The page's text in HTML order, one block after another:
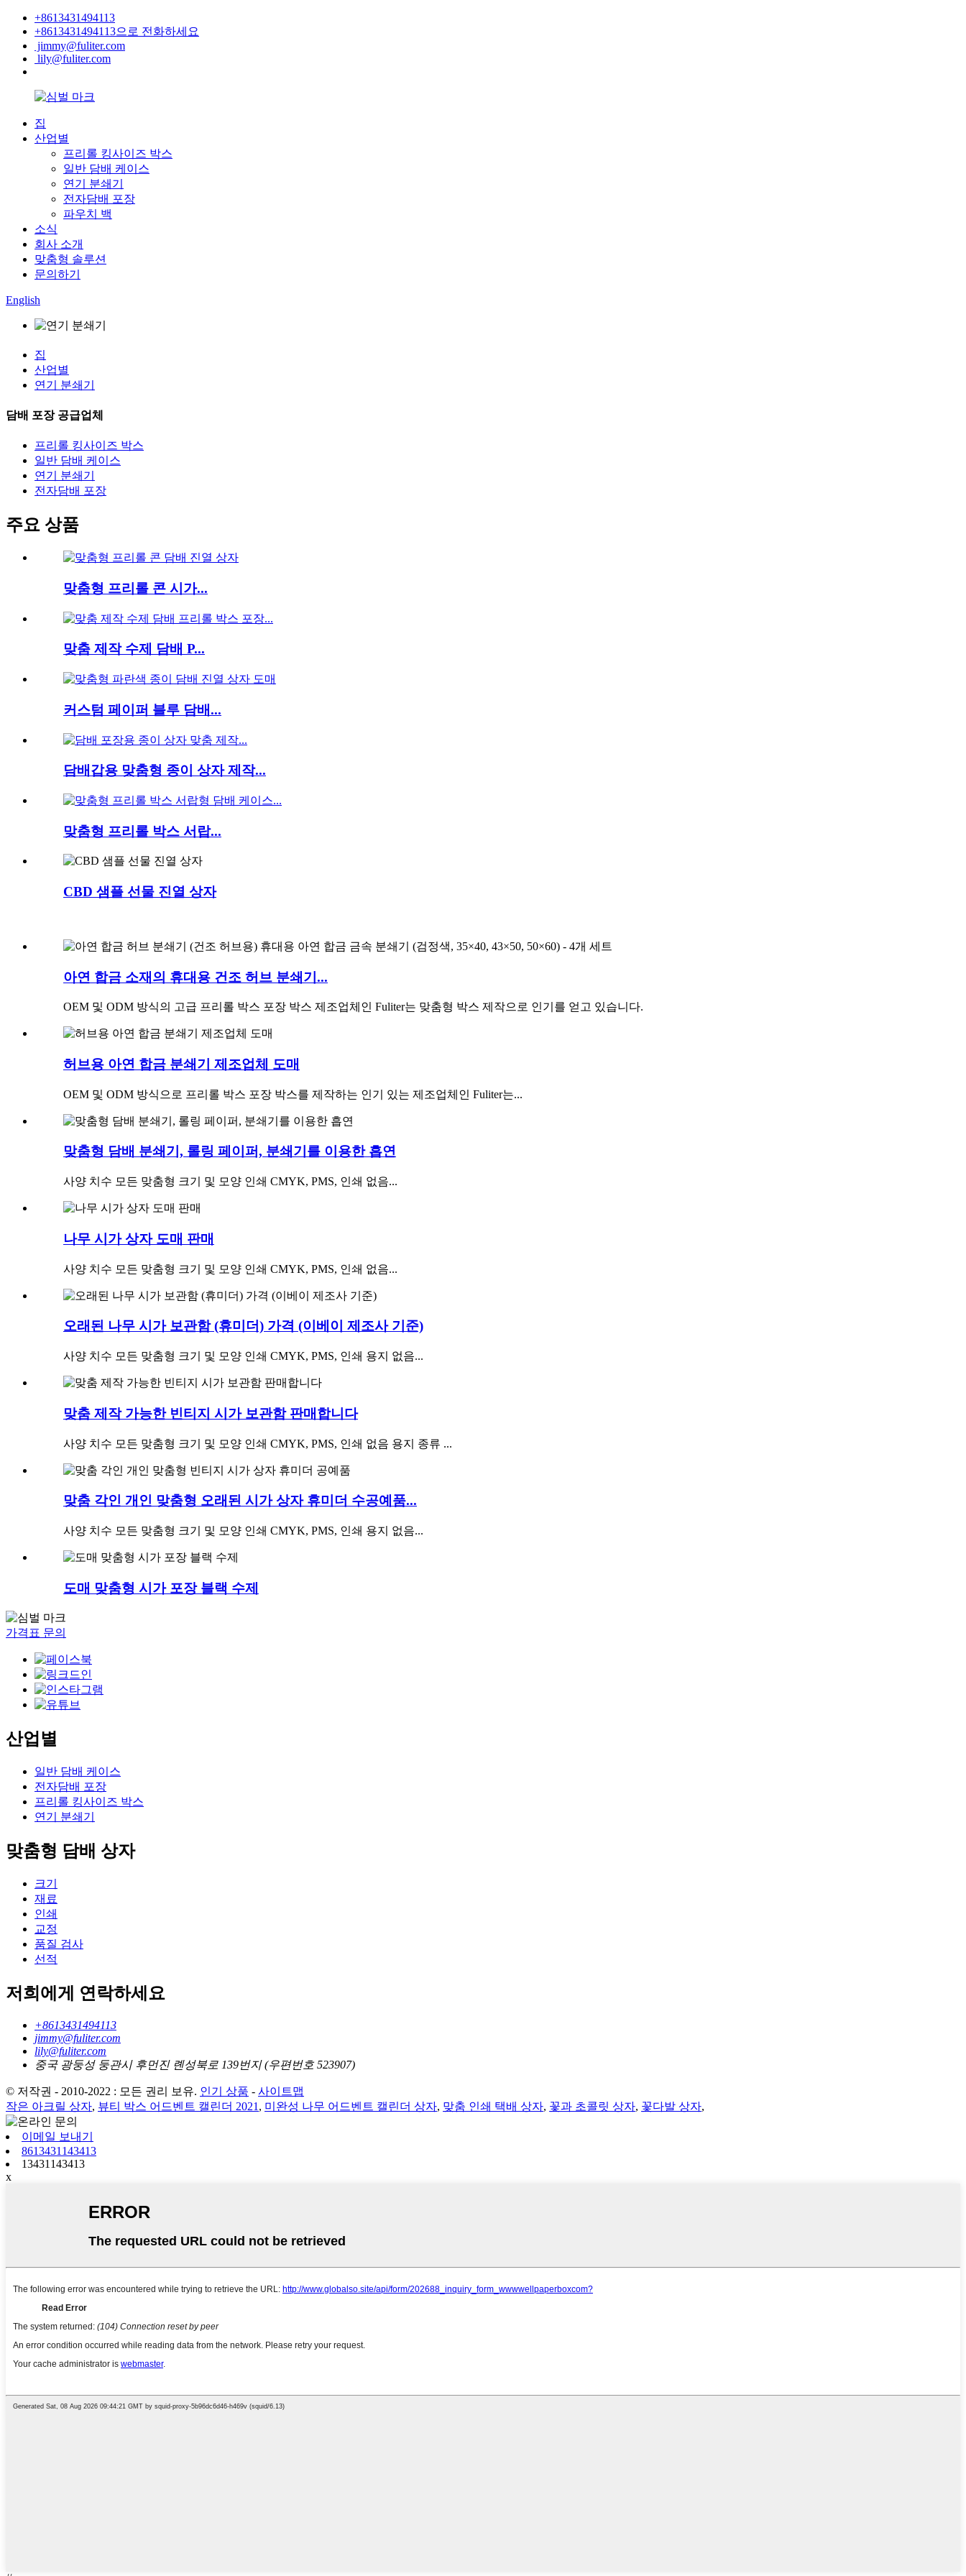
+8613431494113
+8613431494113으로 전화하세요
jimmy@fuliter.com
lily@fuliter.com
집
산업별
프리롤 킹사이즈 박스
일반 담배 케이스
연기 분쇄기
전자담배 포장
파우치 백
소식
회사 소개
맞춤형 솔루션
문의하기
English
집
산업별
연기 분쇄기
담배 포장 공급업체
프리롤 킹사이즈 박스
일반 담배 케이스
연기 분쇄기
전자담배 포장
주요 상품
맞춤형 프리롤 콘 시가...
맞춤 제작 수제 담배 P...
커스텀 페이퍼 블루 담배...
담배갑용 맞춤형 종이 상자 제작...
맞춤형 프리롤 박스 서랍...
CBD 샘플 선물 진열 상자
아연 합금 소재의 휴대용 건조 허브 분쇄기...
OEM 및 ODM 방식의 고급 프리롤 박스 포장 박스 제조업체인 Fuliter는 맞춤형 박스 제작으로 인기를 얻고 있습니다.
허브용 아연 합금 분쇄기 제조업체 도매
OEM 및 ODM 방식으로 프리롤 박스 포장 박스를 제작하는 인기 있는 제조업체인 Fuliter는...
맞춤형 담배 분쇄기, 롤링 페이퍼, 분쇄기를 이용한 흡연
사양 치수 모든 맞춤형 크기 및 모양 인쇄 CMYK, PMS, 인쇄 없음...
나무 시가 상자 도매 판매
사양 치수 모든 맞춤형 크기 및 모양 인쇄 CMYK, PMS, 인쇄 없음...
오래된 나무 시가 보관함 (휴미더) 가격 (이베이 제조사 기준)
사양 치수 모든 맞춤형 크기 및 모양 인쇄 CMYK, PMS, 인쇄 용지 없음...
맞춤 제작 가능한 빈티지 시가 보관함 판매합니다
사양 치수 모든 맞춤형 크기 및 모양 인쇄 CMYK, PMS, 인쇄 없음 용지 종류 ...
맞춤 각인 개인 맞춤형 오래된 시가 상자 휴미더 수공예품...
사양 치수 모든 맞춤형 크기 및 모양 인쇄 CMYK, PMS, 인쇄 용지 없음...
도매 맞춤형 시가 포장 블랙 수제
가격표 문의
산업별
일반 담배 케이스
전자담배 포장
프리롤 킹사이즈 박스
연기 분쇄기
맞춤형 담배 상자
크기
재료
인쇄
교정
품질 검사
선적
저희에게 연락하세요
+8613431494113
jimmy@fuliter.com
lily@fuliter.com
중국 광둥성 둥관시 후먼진 롄성북로 139번지 (우편번호 523907)
© 저작권 - 2010-2022 : 모든 권리 보유. 인기 상품 - 사이트맵
작은 아크릴 상자, 뷰티 박스 어드벤트 캘린더 2021 , 미완성 나무 어드벤트 캘린더 상자, 맞춤 인쇄 택배 상자, 꽃과 초콜릿 상자, 꽃다발 상자,
이메일 보내기
8613431143413
13431143413
x